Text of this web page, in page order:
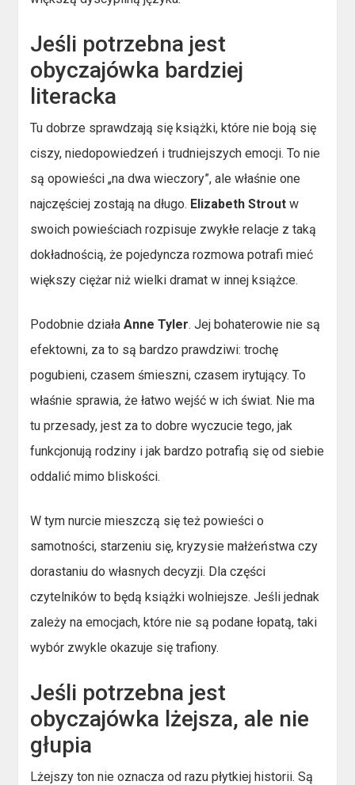
Jeśli potrzebna jest
obyczajówka bardziej
literacka
Tu dobrze sprawdzają się książki, które nie boją się
ciszy, niedopowiedzeń i trudniejszych emocji. To nie
są opowieści „na dwa wieczory”, ale właśnie one
najczęściej zostają na długo. Elizabeth Strout w
swoich powieściach rozpisuje zwykłe relacje z taką
dokładnością, że pojedyncza rozmowa potrafi mieć
większy ciężar niż wielki dramat w innej książce.
Podobnie działaAnne Tyler. Jej bohaterowie nie są
efektowni, za to są bardzo prawdziwi: trochę
pogubieni, czasem śmieszni, czasem irytujący. To
właśnie sprawia, że łatwo wejść w ich świat. Nie ma
tu przesady, jest za to dobre wyczucie tego, jak
funkcjonują rodziny i jak bardzo potrafią się od siebie
oddalić mimo bliskości.
W tym nurcie mieszczą się też powieści o
samotności, starzeniu się, kryzysie małżeństwa czy
dorastaniu do własnych decyzji. Dla części
czytelników to będą książki wolniejsze. Jeśli jednak
zależy na emocjach, które nie są podane łopatą, taki
wybór zwykle okazuje się trafiony.
Jeśli potrzebna jest
obyczajówka lżejsza, ale nie
głupia
Lżejszy ton nie oznacza od razu płytkiej historii. Są